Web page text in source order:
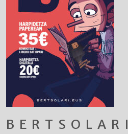
BERTSOLARI